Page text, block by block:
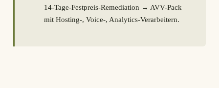
14-Tage-Festpreis-Remediation → AVV-Pack
mit Hosting-, Voice-, Analytics-Verarbeitern.